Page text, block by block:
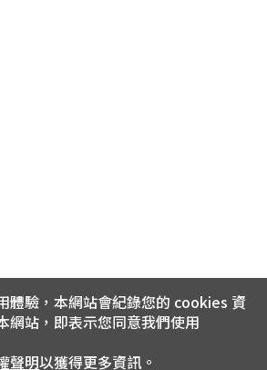
體驗，本網站會紀錄您的 cookies 資
網站，即表示您同意我們使用
聲明以獲得更多資訊。